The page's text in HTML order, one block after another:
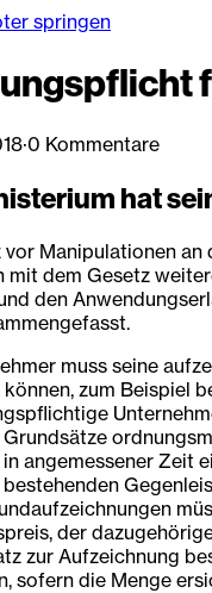
springen
·0 Kommentare
hat
vor Manipulationen
dem Gesetz
den
muss seine
zum Beispiel
angemessener Zeit
der
zur Aufzeichnung
sofern die Menge